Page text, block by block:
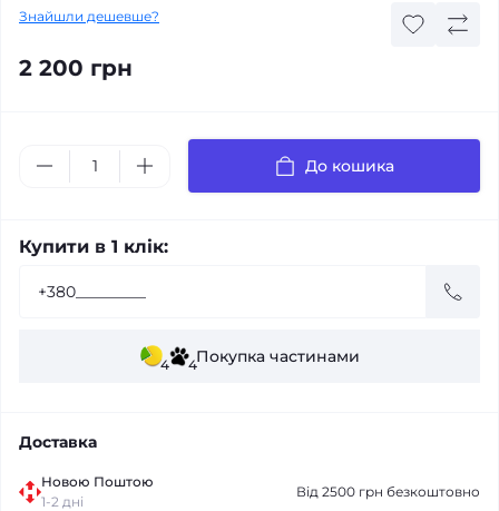
Знайшли дешевше?
2 200 грн
До кошика
Купити в 1 клік:
4 4Покупка частинами
Доставка
Новою Поштою
1-2 дні
Від 2500 грн безкоштовно